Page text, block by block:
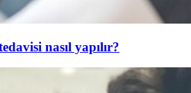
nasıl yapılır?